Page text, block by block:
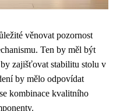
věnovat pozornost
Ten by měl být
zajišťovat stabilitu stolu v
by mělo odpovídat
kombinace kvalitního